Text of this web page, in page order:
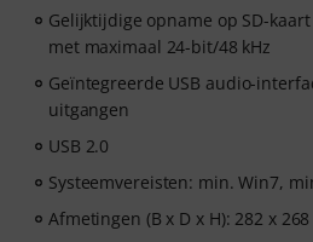
Gelijktijdige opname op SD-
met maximaal 24-bit/48 kHz
Geïntegreerde USB audio-
uitgangen
USB 2.0
Systeemvereisten: min. Win7,
Afmetingen (B x D x H): 282 x